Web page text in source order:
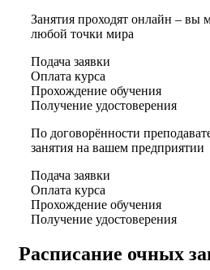
Занятия проходят онлайн – вы
любой точки мира
Подача заявки
Оплата курса
Прохождение обучения
Получение удостоверения
По договорённости
занятия на вашем предприятии
Подача заявки
Оплата курса
Прохождение обучения
Получение удостоверения
Расписание очных